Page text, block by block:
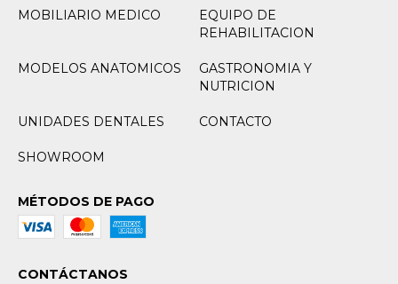
MOBILIARIO MEDICO
EQUIPO DE
REHABILITACION
MODELOS ANATOMICOS
GASTRONOMIA Y
NUTRICION
UNIDADES DENTALES CONTACTO
SHOWROOM
MÉTODOS DE PAGO
CONTÁCTANOS